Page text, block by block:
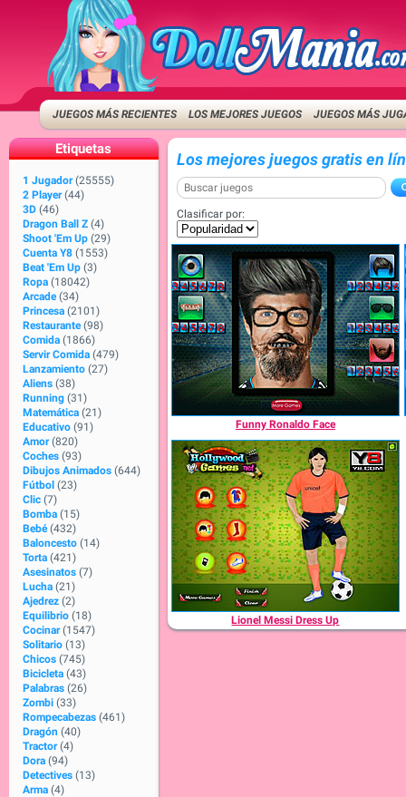
JUEGOS MÁS RECIENTES LOS MEJORES JUEGOS JUEGOS MÁS
Etiquetas
1 Jugador (25555)
2 Player (44)
3D (46)
Dragon Ball Z (4)
Shoot 'Em Up (29)
Cuenta Y8 (1553)
Beat 'Em Up (3)
Ropa (18042)
Arcade (34)
Princesa (2101)
Restaurante (98)
Comida (1866)
Servir Comida (479)
Lanzamiento (27)
Aliens (38)
Running (31)
Matemática (21)
Educativo (91)
Amor (820)
Coches (93)
Dibujos Animados (644)
Fútbol (23)
Clic (7)
Bomba (15)
Bebé (432)
Baloncesto (14)
Torta (421)
Asesinatos (7)
Lucha (21)
Ajedrez (2)
Equilibrio (18)
Cocinar (1547)
Solitario (13)
Chicos (745)
Bicicleta (43)
Palabras (26)
Zombi (33)
Rompecabezas (461)
Dragón (40)
Tractor (4)
Dora (94)
Detectives (13)
Arma (4)
Los mejores juegos gratis en
Clasificar por:
Funny Ronaldo Face
Lionel Messi Dress Up